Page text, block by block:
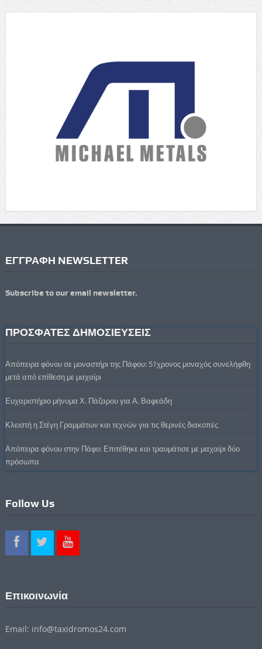
ΕΓΓΡΑΦΗ NEWSLETTER
Subscribe to our email newsletter.
ΠΡΟΣΦΑΤΕΣ ΔΗΜΟΣΙΕΥΣΕΙΣ
Απόπειρα φόνου σε μοναστήρι της Πάφου: 51χρονος μοναχός συνελήφθη
μετά από επίθεση με μαχαίρι
Ευχαριστήριο μήνυμα Χ. Πάζαρου για Α. Βαφεάδη
Κλειστή η Στέγη Γραμμάτων και τεχνών για τις θερινές διακοπές
Απόπειρα φόνου στην Πάφο: Επιτέθηκε και τραυμάτισε με μαχαίρι δύο
πρόσωπα
Follow Us
Επικοινωνία
Email: info@taxidromos24.com